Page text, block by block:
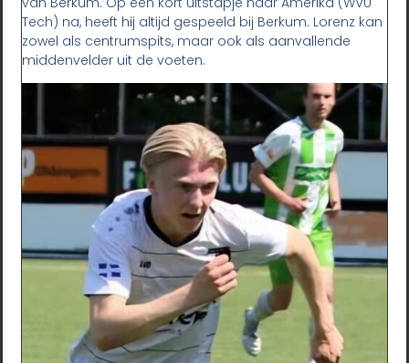
Tech) na, heeft hij altijd gespeeld bij Berkum. Lorenz kan
zowel als centrumspits, maar ook als aanvallende
middenvelder uit de voeten.